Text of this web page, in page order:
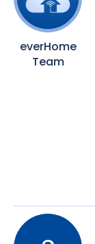
everHome
Team